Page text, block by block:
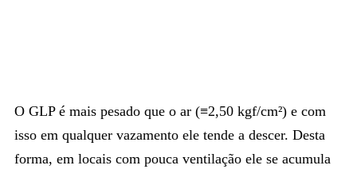
O GLP é mais pesado que o ar (≡2,50 kgf/cm²) e com
isso em qualquer vazamento ele tende a descer. Desta
forma, em locais com pouca ventilação ele se acumula